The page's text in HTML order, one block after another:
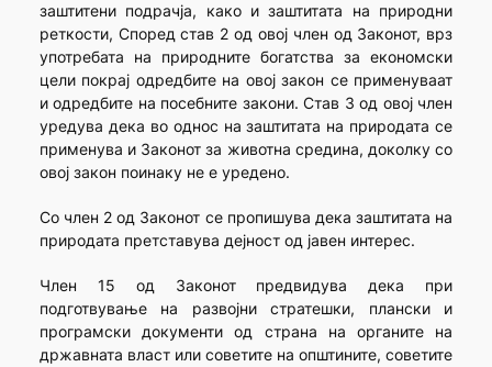
заштитени подрачја, како и заштитата на природни
реткости, Според став 2 од овој член од Законот, врз
употребата на природните богатства за економски
цели покрај одредбите на овој закон се применуваат
и одредбите на посебните закони. Став 3 од овој член
уредува дека во однос на заштитата на природата се
применува и Законот за животна средина, доколку со
овој закон поинаку не е уредено.
Со член 2 од Законот се пропишува дека заштитата на
природата претставува дејност од јавен интерес.
Член 15 од Законот предвидува дека при
подготвување на развојни стратешки, плански и
програмски документи од страна на органите на
државната власт или советите на општините, советите